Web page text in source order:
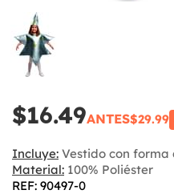
$16.49ANTES$29.99
Incluye: Vestido con
Material: 100% Poliéster
REF: 90497-0